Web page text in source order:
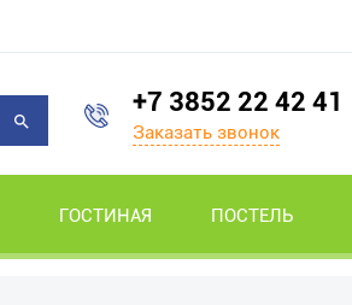
+7 3852 22 42 41
Заказать звонок
ГОСТИНАЯ ПОСТЕЛЬ